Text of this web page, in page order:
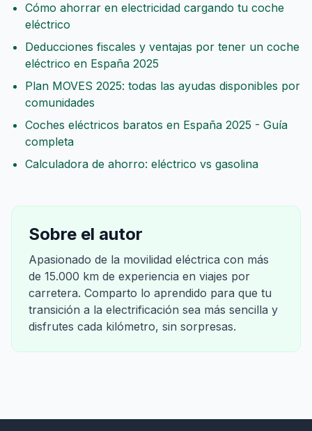
Cómo ahorrar en electricidad cargando tu coche
eléctrico
Deducciones fiscales y ventajas por tener un coche
eléctrico en España 2025
Plan MOVES 2025: todas las ayudas disponibles por
comunidades
Coches eléctricos baratos en España 2025 - Guía
completa
Calculadora de ahorro: eléctrico vs gasolina
Sobre el autor
Apasionado de la movilidad eléctrica con más
de 15.000 km de experiencia en viajes por
carretera. Comparto lo aprendido para que tu
transición a la electrificación sea más sencilla y
disfrutes cada kilómetro, sin sorpresas.